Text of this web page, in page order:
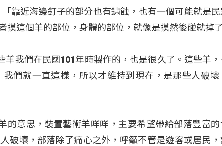
靠近海邊釘子的部分也有鏽蝕，也有一個可能就是
摸這個羊的部位，身體的部位，就像是摸然後碰就掉了
羊我們在民國101年時製作的，也是很久了。這些羊
們就一直這樣，所以才維持到現在，是那些人破壞
的意思，裝置藝術羊咩咩，主要希望帶給部落豐富
破壞，部落除了痛心之外，呼籲不管是遊客或居民